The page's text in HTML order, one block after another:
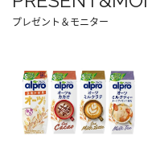
プレゼント＆モニター